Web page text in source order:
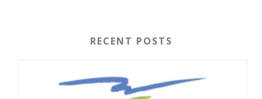
RECENT POSTS